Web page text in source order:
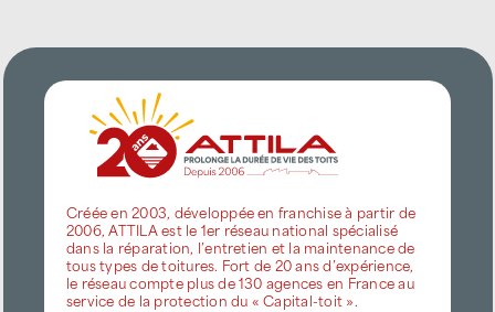
Créée en 2003, développée en franchise à partir de
2006, ATTILA est le 1er réseau national spécialisé
dans la réparation, l’entretien et la maintenance de
tous types de toitures. Fort de 20 ans d’expérience,
le réseau compte plus de 130 agences en France au
service de la protection du « Capital-toit ».